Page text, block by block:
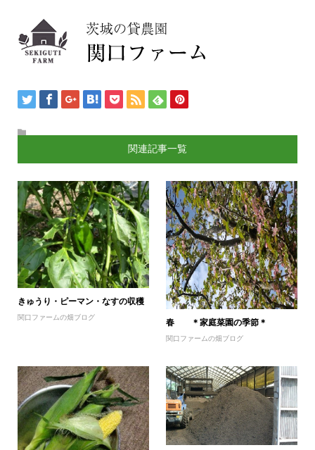
関連記事一覧
きゅうり・ピーマン・なすの収穫
関口ファームの畑ブログ
春 ＊家庭菜園の季節＊
関口ファームの畑ブログ